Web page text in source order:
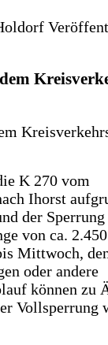
K 270 vom
Ihorst
der
von ca.
Mittwoch,
oder andere
können zu
Vollsperrung